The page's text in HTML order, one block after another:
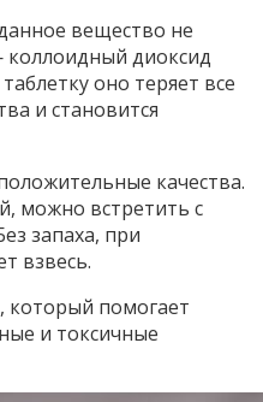
вещество не
коллоидный диоксид
оно теряет все
и становится
качества.
можно встретить с
запаха, при
взвесь.
который помогает
и токсичные